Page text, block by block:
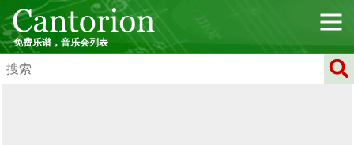
免费乐谱，音乐会列表